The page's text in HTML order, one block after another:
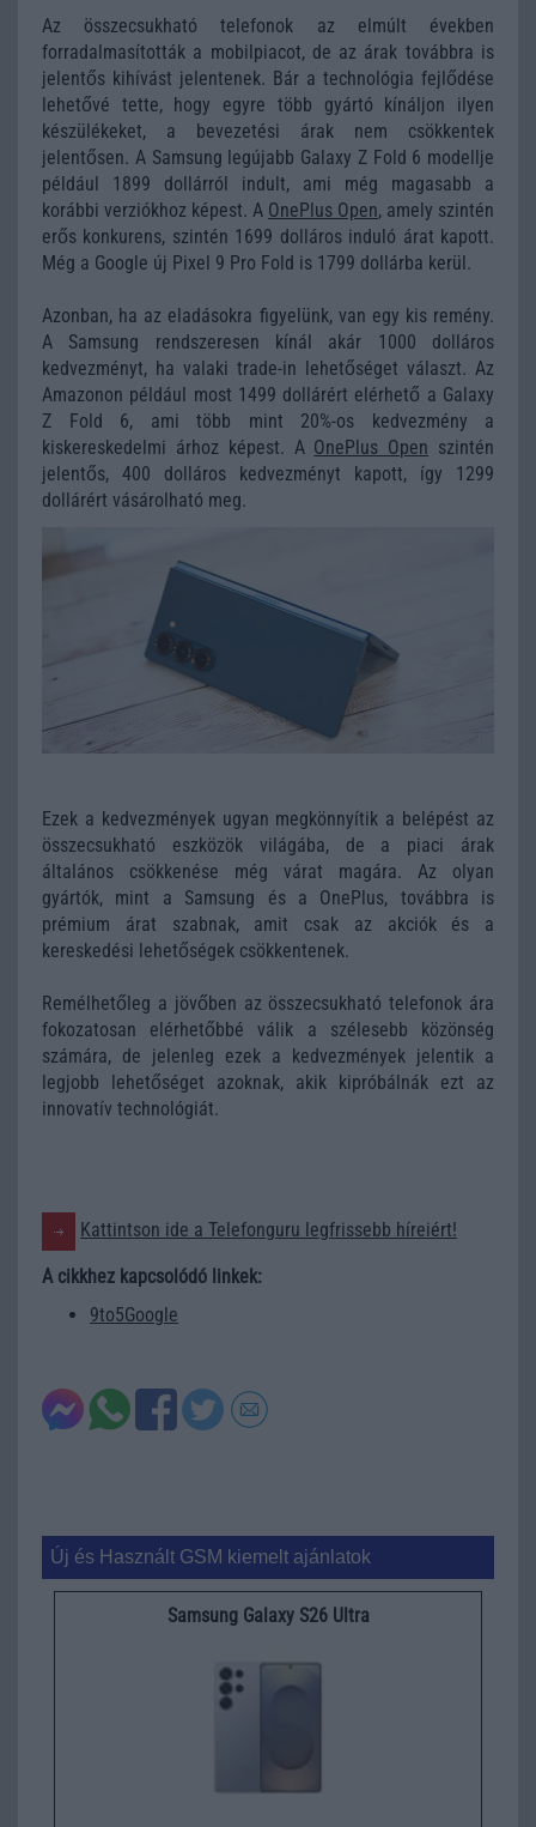
Az összecsukható telefonok az elmúlt években
forradalmasították a mobilpiacot, de az árak továbbra is
jelentős kihívást jelentenek. Bár a technológia fejlődése
lehetővé tette, hogy egyre több gyártó kínáljon ilyen
készülékeket, a bevezetési árak nem csökkentek
jelentősen. A Samsung legújabb Galaxy Z Fold 6 modellje
például 1899 dollárról indult, ami még magasabb a
korábbi verziókhoz képest. A OnePlus Open, amely szintén
erős konkurens, szintén 1699 dolláros induló árat kapott.
Még a Google új Pixel 9 Pro Fold is 1799 dollárba kerül.
Azonban, ha az eladásokra figyelünk, van egy kis remény.
A Samsung rendszeresen kínál akár 1000 dolláros
kedvezményt, ha valaki trade-in lehetőséget választ. Az
Amazonon például most 1499 dollárért elérhető a Galaxy
Z Fold 6, ami több mint 20%-os kedvezmény a
kiskereskedelmi árhoz képest. A OnePlus Open szintén
jelentős, 400 dolláros kedvezményt kapott, így 1299
dollárért vásárolható meg.
Ezek a kedvezmények ugyan megkönnyítik a belépést az
összecsukható eszközök világába, de a piaci árak
általános csökkenése még várat magára. Az olyan
gyártók, mint a Samsung és a OnePlus, továbbra is
prémium árat szabnak, amit csak az akciók és a
kereskedési lehetőségek csökkentenek.
Remélhetőleg a jövőben az összecsukható telefonok ára
fokozatosan elérhetőbbé válik a szélesebb közönség
számára, de jelenleg ezek a kedvezmények jelentik a
legjobb lehetőséget azoknak, akik kipróbálnák ezt az
innovatív technológiát.
Kattintson ide a Telefonguru legfrissebb híreiért!
A cikkhez kapcsolódó linkek:
9to5Google
Új és Használt GSM kiemelt ajánlatok
Samsung Galaxy S26 Ultra